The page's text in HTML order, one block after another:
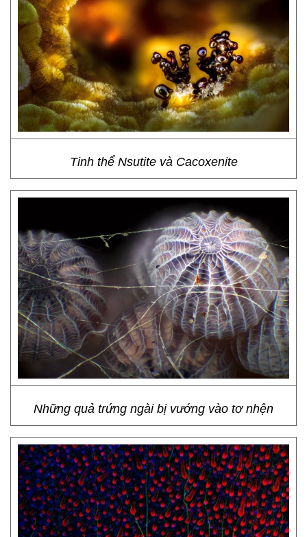
Tinh thể Nsutite và Cacoxenite
Những quả trứng ngài bị vướng vào tơ nhện